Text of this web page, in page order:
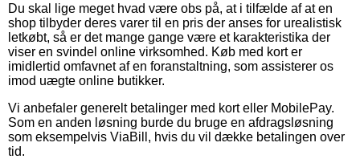
Du skal lige meget hvad være obs på, at i tilfælde af at en
shop tilbyder deres varer til en pris der anses for urealistisk
letkøbt, så er det mange gange være et karakteristika der
viser en svindel online virksomhed. Køb med kort er
imidlertid omfavnet af en foranstaltning, som assisterer os
imod uægte online butikker.
Vi anbefaler generelt betalinger med kort eller MobilePay.
Som en anden løsning burde du bruge en afdragsløsning
som eksempelvis ViaBill, hvis du vil dække betalingen over
tid.